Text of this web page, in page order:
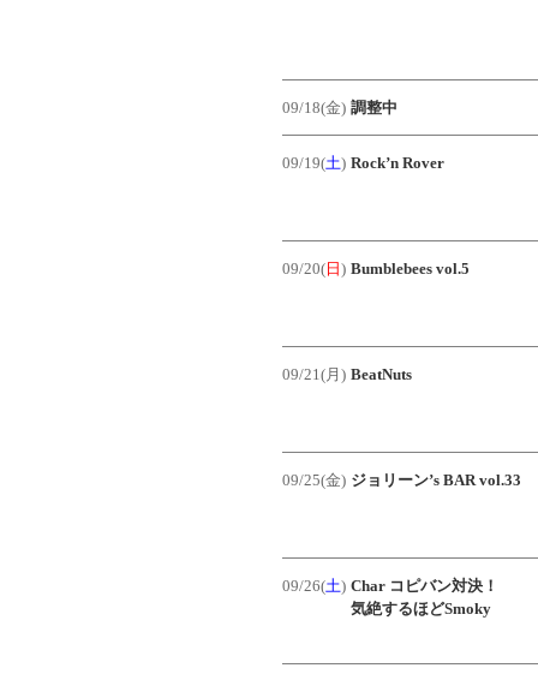
09/18(金) 調整中
09/19(土) Rock’n Rover
09/20( 日 ) Bumblebees vol.5
09/21(月) BeatNuts
09/25(金) ジョリーン’s BAR vol.33
09/26(土) Char コピバン対決！
気絶するほどSmoky